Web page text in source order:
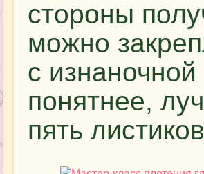
стороны
можно
с
понятнее,
пять